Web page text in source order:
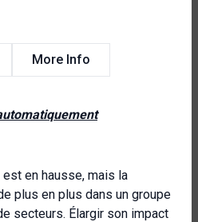
More Info
en hausse, mais la
plus en plus dans un groupe
secteurs. Élargir son impact